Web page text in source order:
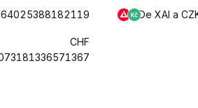
De XAI a
CHF